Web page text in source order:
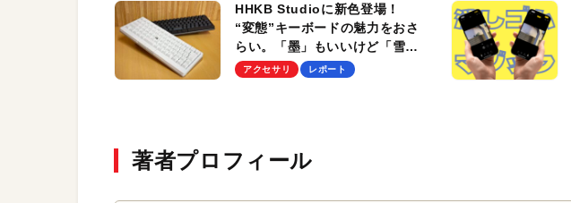
HHKB Studioに新色登場！
“変態”キーボードの魅力をおさ
らい。「墨」もいいけど「雪」
も美しい…！
アクセサリ レポート
著者プロフィール